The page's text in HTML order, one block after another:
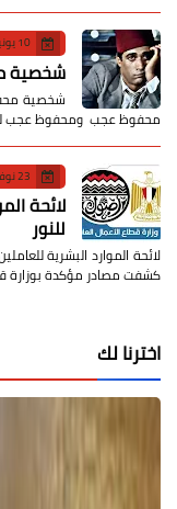
10 يونيو 2021
شخصية
شخصية
محفوظ عجب ومحفوظ عجب
23 نوفمبر 2022
لائحة
للنور
لائحة الموارد البشرية
كشفت مصادر مؤكدة بوزارة
اخترنا لك